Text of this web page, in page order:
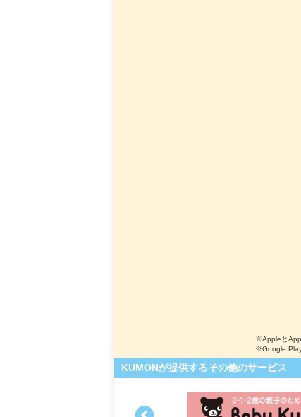
※Appleと
※Google
KUMONが提供するその他のサービス